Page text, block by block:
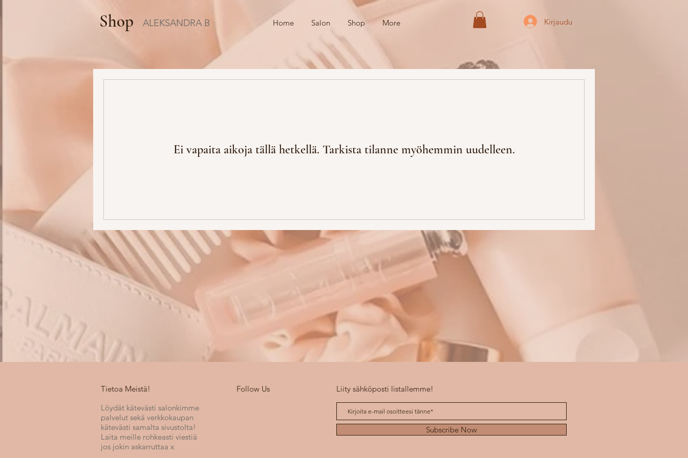
Shop ALEKSANDRA B Home Salon Shop More Kirjaudu
Ei vapaita aikoja tällä hetkellä. Tarkista tilanne myöhemmin uudelleen.
Tietoa Meistä!
Löydät kätevästi salonkimme
palvelut sekä verkkokaupan
kätevästi samalta sivustolta!
Laita meille rohkeasti viestiä
jos jokin askarruttaa x
Follow Us Liity sähköposti listallemme!
Subscribe Now